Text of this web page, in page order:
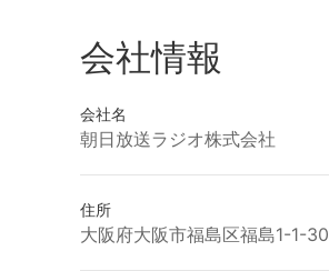
会社情報
会社名
朝日放送ラジオ株式会社
住所
大阪府大阪市福島区福島1-1-30